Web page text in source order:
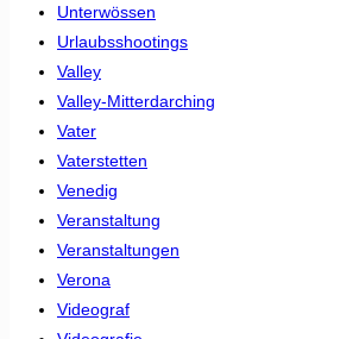
Unterwössen
Urlaubsshootings
Valley
Valley-Mitterdarching
Vater
Vaterstetten
Venedig
Veranstaltung
Veranstaltungen
Verona
Videograf